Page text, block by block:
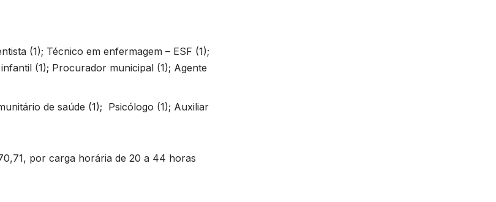
(1); Técnico em enfermagem – ESF (1);
(1); Procurador municipal (1); Agente
de saúde (1); Psicólogo (1); Auxiliar
por carga horária de 20 a 44 horas